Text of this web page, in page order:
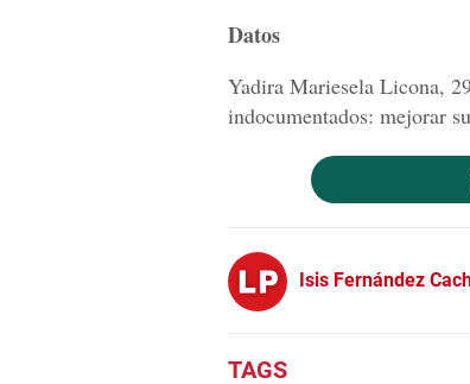
Datos
Yadira Mariesela Licona,
indocumentados: mejorar
Isis Fernández